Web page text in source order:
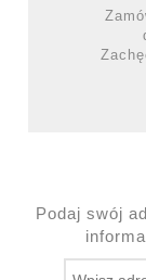
Podaj swój